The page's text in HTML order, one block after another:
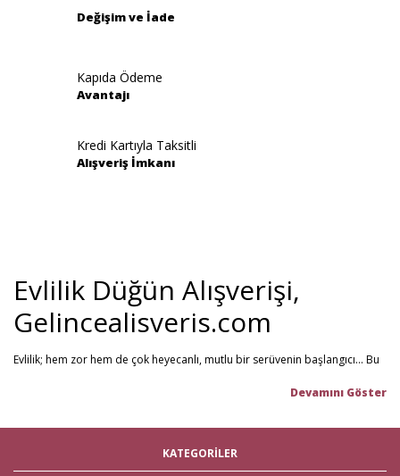
Değişim ve İade
Kapıda Ödeme
Avantajı
Kredi Kartıyla Taksitli
Alışveriş İmkanı
Evlilik Düğün Alışverişi,
Gelincealisveris.com
Evlilik; hem zor hem de çok heyecanlı, mutlu bir serüvenin başlangıcı... Bu
Gelince Alışveriş; 2013 senesinden beri hizmet veren ve müşteri
gelin hamamı,bekarlığa veda partisi
malzemelerigibi ürünleri tek bir mağaza üzerinden en iyi fiyat ile satın
KATEGORİLER